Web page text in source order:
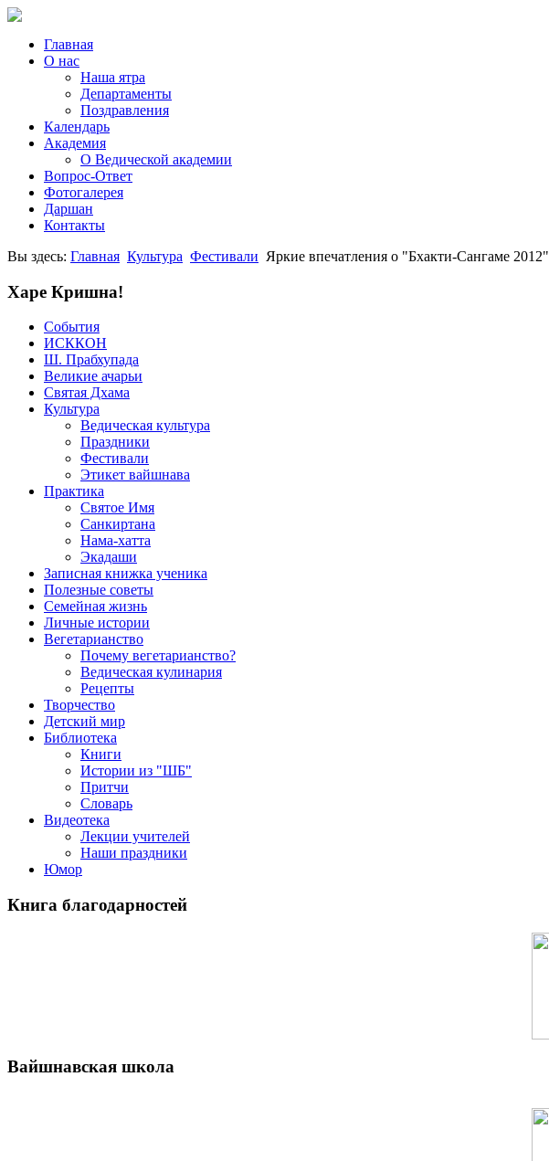
Главная
О нас
Наша ятра
Департаменты
Поздравления
Календарь
Академия
О Ведической академии
Вопрос-Ответ
Фотогалерея
Даршан
Контакты
Вы здесь: Главная Культура Фестивали Яркие впечатления о "Бхакти-Сангаме 2012"
Харе Кришна!
События
ИСККОН
Ш. Прабхупада
Великие ачарьи
Святая Дхама
Культура
Ведическая культура
Праздники
Фестивали
Этикет вайшнава
Практика
Святое Имя
Санкиртана
Нама-хатта
Экадаши
Записная книжка ученика
Полезные советы
Семейная жизнь
Личные истории
Вегетарианство
Почему вегетарианство?
Ведическая кулинария
Рецепты
Творчество
Детский мир
Библиотека
Книги
Истории из "ШБ"
Притчи
Словарь
Видеотека
Лекции учителей
Наши праздники
Юмор
Книга благодарностей
Вайшнавская школа